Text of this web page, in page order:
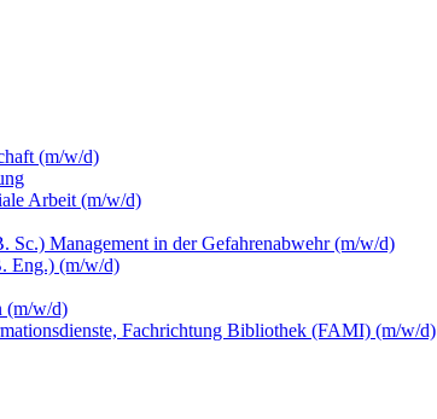
(m/w/d)
Arbeit (m/w/d)
Sc.) Management in der Gefahrenabwehr (m/w/d)
Eng.) (m/w/d)
(m/w/d)
Fachrichtung Bibliothek (FAMI) (m/w/d)